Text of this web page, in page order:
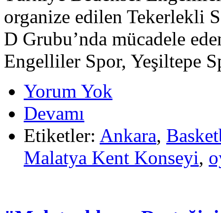
organize edilen Tekerlekli
D Grubu’nda mücadele
Engelliler Spor, Yeşiltepe
Yorum Yok
Devamı
Etiketler: Ankara,
Malatya Kent Konseyi,